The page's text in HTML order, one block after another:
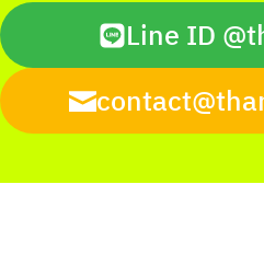
Line ID